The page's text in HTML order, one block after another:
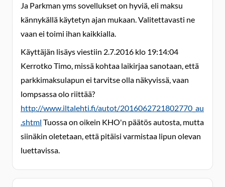
Ja Parkman yms sovellukset on hyviä, eli maksu
kännykällä käytetyn ajan mukaan. Valitettavasti ne
vaan ei toimi ihan kaikkialla.
Käyttäjän lisäys viestiin 2.7.2016 klo 19:14:04
Kerrotko Timo, missä kohtaa laikirjaa sanotaan, että
parkkimaksulapun ei tarvitse olla näkyvissä, vaan
lompsassa olo riittää?
http://www.iltalehti.fi/autot/2016062721802770_au
.shtml Tuossa on oikein KHO'n päätös autosta, mutta
siinäkin oletetaan, että pitäisi varmistaa lipun olevan
luettavissa.